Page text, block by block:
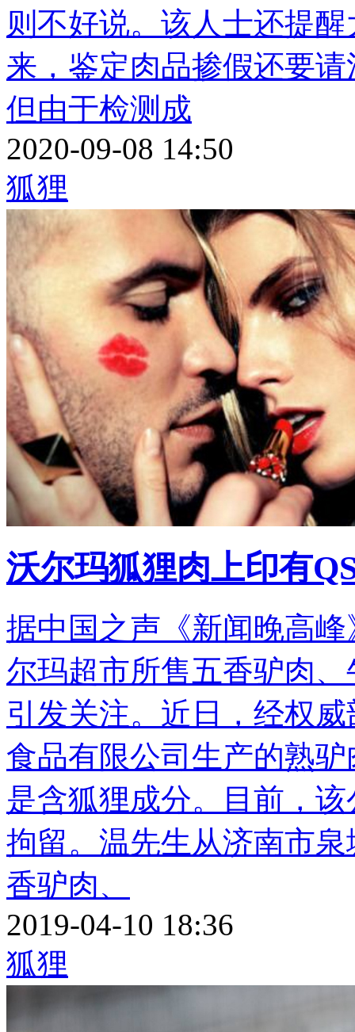
则不好说。该人士还提
来，鉴定肉品掺假还要
但由于检测成
2020-09-08 14:50
狐狸
沃尔玛狐狸肉上印有
据中国之声《新闻晚高
尔玛超市所售五香驴肉
引发关注。近日，经权
食品有限公司生产的熟
是含狐狸成分。目前，
拘留。温先生从济南市
香驴肉、
2019-04-10 18:36
狐狸